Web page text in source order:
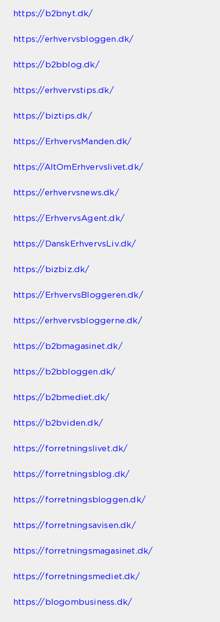
https://b2bnyt.dk/
https://erhvervsbloggen.dk/
https://b2bblog.dk/
https://erhvervstips.dk/
https://biztips.dk/
https://ErhvervsManden.dk/
https://AltOmErhvervslivet.dk/
https://erhvervsnews.dk/
https://ErhvervsAgent.dk/
https://DanskErhvervsLiv.dk/
https://bizbiz.dk/
https://ErhvervsBloggeren.dk/
https://erhvervsbloggerne.dk/
https://b2bmagasinet.dk/
https://b2bbloggen.dk/
https://b2bmediet.dk/
https://b2bviden.dk/
https://forretningslivet.dk/
https://forretningsblog.dk/
https://forretningsbloggen.dk/
https://forretningsavisen.dk/
https://forretningsmagasinet.dk/
https://forretningsmediet.dk/
https://blogombusiness.dk/